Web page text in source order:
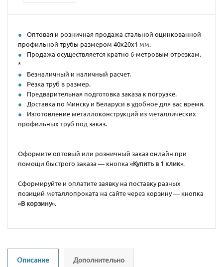
Оптовая и розничная продажа стальной оцинкованной
профильной трубы размером 40x20x1 мм.
Продажа осуществляется кратно 6-метровым отрезкам.
*
Безналичный и наличный расчет.
Резка труб в размер.
Предварительная подготовка заказа к погрузке.
Доставка по Минску и Беларуси в удобное для вас время.
Изготовление металлоконструкций из металлических
профильных труб под заказ.
Оформите оптовый или розничный заказ онлайн при
помощи быстрого заказа — кнопка «Купить в 1 клик».
Сформируйте и оплатите заявку на поставку разных
позиций металлопроката на сайте через корзину — кнопка
«В корзину».
Описание Дополнительно